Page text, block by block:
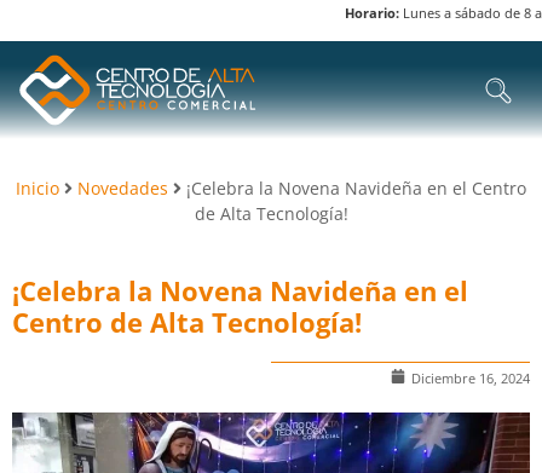
Horario:Lunes a sábado de 8
Inicio Novedades
¡Celebra la Novena Navideña en el Centro
de Alta Tecnología!
¡Celebra la Novena Navideña en el
Centro de Alta Tecnología!
Diciembre 16, 2024